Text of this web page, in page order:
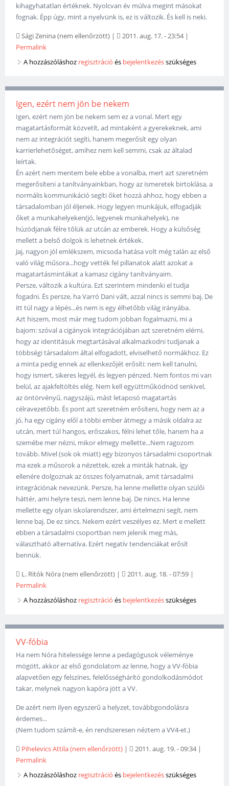
kihagyhatatlan értéknek. Nyolcvan év múlva megint másokat
fognak. Épp úgy, mint a nyelvünk is, ez is változik. És kell is neki.
Sági Zenina (nem ellenőrzött) | 2011. aug. 17. - 23:54|
Permalink
A hozzászóláshoz regisztráció és bejelentkezésszükséges
Igen, ezért nem jön be nekem
Igen, ezért nem jön be nekem sem ez a vonal. Mert egy
magatartásformát közvetít, ad mintaként a gyerekeknek, ami
nem az integrációt segíti, hanem megerősít egy olyan
karrierlehetőséget, amihez nem kell semmi, csak az általad
leírtak.
Én azért nem mentem bele ebbe a vonalba, mert azt szeretném
megerősíteni a tanítványainkban, hogy az ismeretek birtoklása, a
normális kommunikáció segíti őket hozzá ahhoz, hogy ebben a
társadalomban jól éljenek. Hogy legyen munkájuk, elfogadják
őket a munkahelyeken(jó, legyenek munkahelyek), ne
húzódjanak félre tőlük az utcán az emberek. Hogy a külsőség
mellett a belső dolgok is lehetnek értékek.
Jaj, nagyon jól emlékszem, micsoda hatása volt még talán az első
való világ műsora...hogy vették fel pillanatok alatt azokat a
magatartásmintákat a kamasz cigány tanítványaim.
Persze, változik a kultúra. Ezt szerintem mindenki el tudja
fogadni. És persze, ha Varró Dani vált, azzal nincs is semmi baj. De
itt túl nagy a lépés...és nem is egy élhetőbb világ irányába.
Azt hiszem, most már meg tudom jobban fogalmazni, mi a
bajom: szóval a cigányok integrációjában azt szeretném elérni,
hogy az identitásuk megtartásával alkalmazkodni tudjanak a
többségi társadalom által elfogadott, elviselhető normákhoz. Ez
a minta pedig ennek az ellenkezőjét erősíti: nem kell tanulni,
hogy ismert, sikeres legyél, és legyen pénzed. Nem fontos mi van
belül, az ajakfeltöltés elég. Nem kell együttműködnöd senkivel,
az öntörvényű, nagyszájú, mást letaposó magatartás
célravezetőbb. És pont azt szeretném erősíteni, hogy nem az a
jó, ha egy cigány elől a többi ember átmegy a másik oldalra az
utcán, mert túl hangos, erőszakos, félni lehet tőle, hanem ha a
szemébe mer nézni, mikor elmegy mellette...Nem ragozom
tovább. Mivel (sok ok miatt) egy bizonyos társadalmi csoportnak
ma ezek a műsorok a nézettek, ezek a minták hatnak, így
ellenére dolgoznak az összes folyamatnak, amit társadalmi
integrációnak nevezünk. Persze, ha lenne mellette olyan szülői
háttér, ami helyre teszi, nem lenne baj. De nincs. Ha lenne
mellette egy olyan iskolarendszer, ami értelmezni segít, nem
lenne baj. De ez sincs. Nekem ezért veszélyes ez. Mert e mellett
ebben a társadalmi csoportban nem jelenik meg más,
választható alternatíva. Ezért negatív tendenciákat erősít
bennük.
L. Ritók Nóra (nem ellenőrzött) | 2011. aug. 18. - 07:59 |
Permalink
A hozzászóláshoz regisztráció és bejelentkezésszükséges
VV-fóbia
Ha nem Nóra hitelessége lenne a pedagógusok véleménye
mögött, akkor az első gondolatom az lenne, hogy a VV-fóbia
alapvetően egy felszínes, felelősséghárító gondolkodásmódot
takar, melynek nagyon kapóra jött a VV.
De azért nem ilyen egyszerű a helyzet, továbbgondolásra
érdemes...
(Nem tudom számít-e, én rendszeresen néztem a VV4-et.)
Pihelevics Attila (nem ellenőrzött) | 2011. aug. 19. - 09:34|
Permalink
A hozzászóláshoz regisztráció és bejelentkezésszükséges